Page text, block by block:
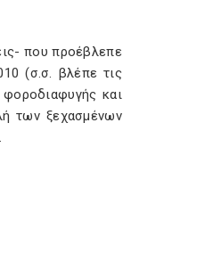
που προέβλεπε
(σ.σ. βλέπε τις
και
των ξεχασμένων